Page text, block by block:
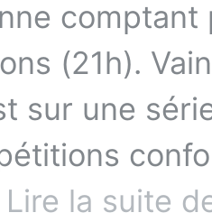
(21h).
sur une
Lire la suite